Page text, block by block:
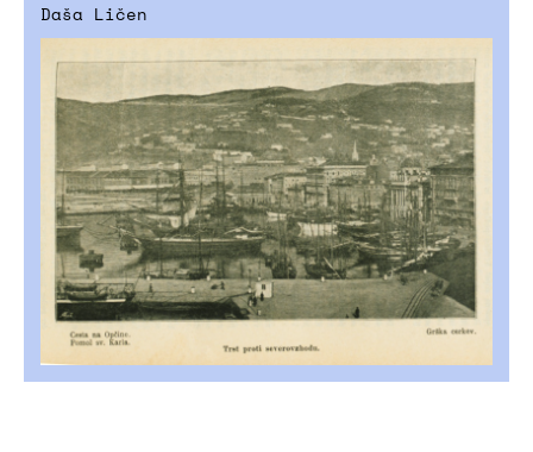
Daša Ličen